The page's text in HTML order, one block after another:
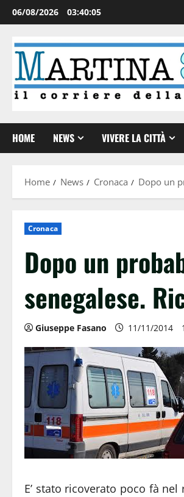
06/08/2026 03:40:05
HOME NEWS VIVERE LA CITTÀ
Home News Cronaca Dopo un
Cronaca
Dopo un
senegalese.
Giuseppe Fasano 11/11/2014
E’ stato ricoverato poco fà